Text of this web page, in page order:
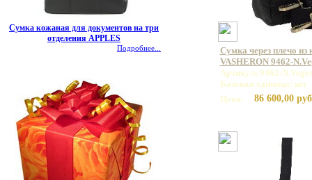
Сумка кожаная для документов на три
отделения APPLES
Подробнее...
Сумка через плечо
VASHERON 9462-
Артикул: 9462-
Базовая единица: шт
Цена:
86 600,00